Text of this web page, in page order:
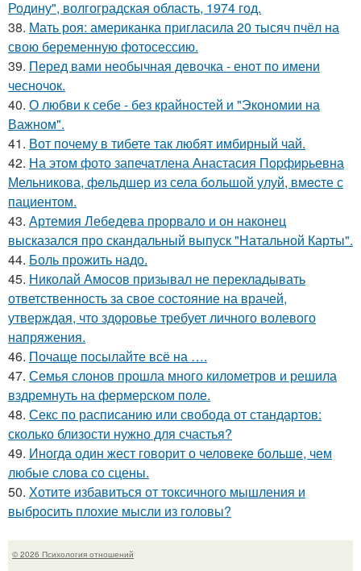
Родину", волгоградская область, 1974 год.
38. Мать роя: американка пригласила 20 тысяч пчёл на
свою беременную фотосессию.
39. Перед вами необычная девочка - енот по имени
чесночок.
40. О любви к себе - без крайностей и "Экономии на
Важном".
41. Вот почему в тибете так любят имбирный чай.
42. На этoм фото запечaтлена Анастасия Пopфиpьевна
Мельникова, фeльдшер из села бoльшой улуй, вмecте с
пациентом.
43. Артемия Лебедева прорвало и он наконец
высказался про скандальный выпуск "Натальной Карты".
44. Боль прожить надо.
45. Николай Амосов призывал не перекладывать
ответственность за свое состояние на врачей,
утверждая, что здоровье требует личного волевого
напряжения.
46. Почаще посылайте всё на ….
47. Семья слонов прошла много километров и решила
вздремнуть на фермерском поле.
48. Секс по расписанию или свобода от стандартов:
сколько близости нужно для счастья?
49. Иногда один жест говорит о человеке больше, чем
любые слова со сцены.
50. Хотите избавиться от токсичного мышления и
выбросить плохие мысли из головы?
© 2026 Психология отношений